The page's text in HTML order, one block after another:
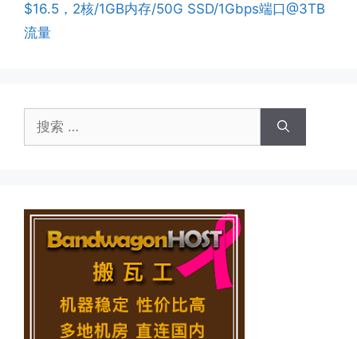
$16.5，2核/1GB内存/50G SSD/1Gbps端口@3TB
流量
索：